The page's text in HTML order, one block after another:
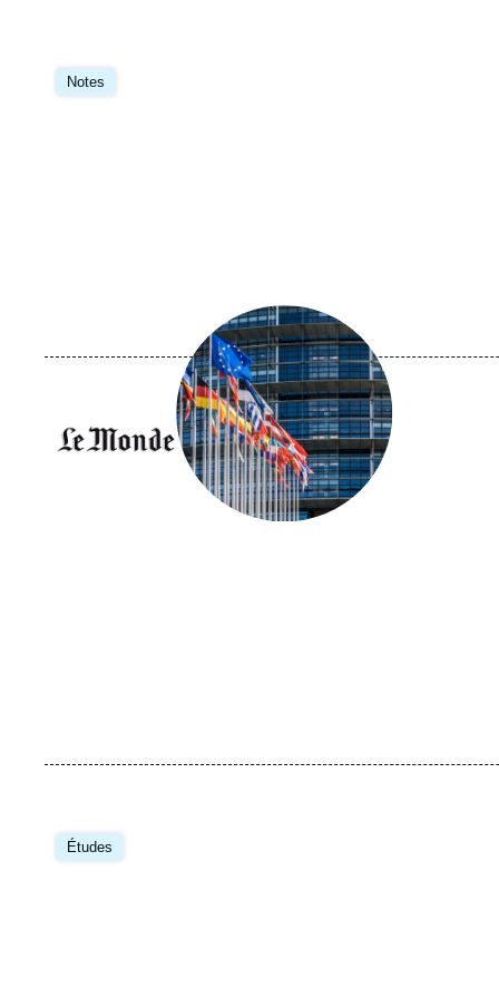
Notes
Image
principale
Logo
principale
médiatique
Études
Image
principale